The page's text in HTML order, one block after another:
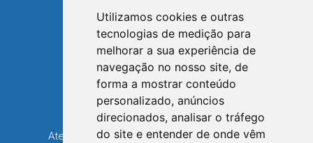
Utilizamos cookies e outras
tecnologias de medição para
melhorar a sua experiência de
navegação no nosso site, de
forma a mostrar conteúdo
personalizado, anúncios
direcionados, analisar o tráfego
do site e entender de onde vêm
TRIUNFO
RIO GRANDE DO SUL
Avenida XV de Novembro, 15
Bairro Centro - Triunfo/RS
Telefone: (51) 3654-6308
Atendimento: 8h30 até 12h e 13h30 até 16h36